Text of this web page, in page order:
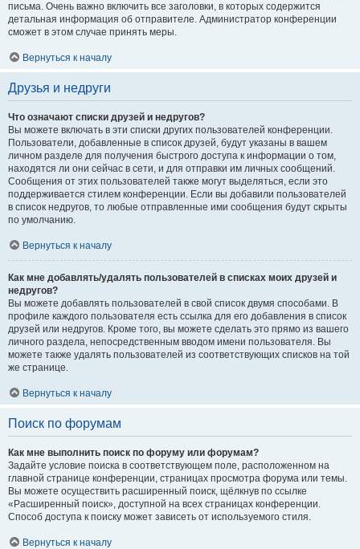
письма. Очень важно включить все заголовки, в которых содержится
детальная информация об отправителе. Администратор конференции
сможет в этом случае принять меры.
Вернуться к началу
Друзья и недруги
Что означают списки друзей и недругов?
Вы можете включать в эти списки других пользователей конференции.
Пользователи, добавленные в список друзей, будут указаны в вашем
личном разделе для получения быстрого доступа к информации о том,
находятся ли они сейчас в сети, и для отправки им личных сообщений.
Сообщения от этих пользователей также могут выделяться, если это
поддерживается стилем конференции. Если вы добавили пользователей
в список недругов, то любые отправленные ими сообщения будут скрыты
по умолчанию.
Вернуться к началу
Как мне добавлять/удалять пользователей в списках моих друзей и
недругов?
Вы можете добавлять пользователей в свой список двумя способами. В
профиле каждого пользователя есть ссылка для его добавления в список
друзей или недругов. Кроме того, вы можете сделать это прямо из вашего
личного раздела, непосредственным вводом имени пользователя. Вы
можете также удалять пользователей из соответствующих списков на той
же странице.
Вернуться к началу
Поиск по форумам
Как мне выполнить поиск по форуму или форумам?
Задайте условие поиска в соответствующем поле, расположенном на
главной странице конференции, страницах просмотра форума или темы.
Вы можете осуществить расширенный поиск, щёлкнув по ссылке
«Расширенный поиск», доступной на всех страницах конференции.
Способ доступа к поиску может зависеть от используемого стиля.
Вернуться к началу